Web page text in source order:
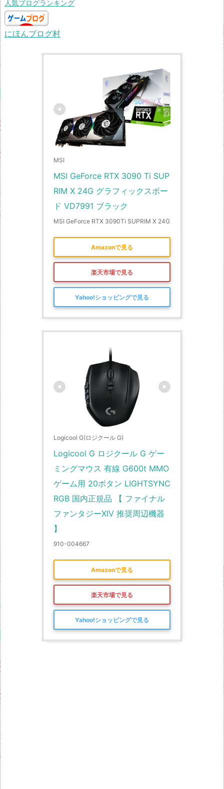
人気ブログランキング
にほんブログ村
MSI
MSI GeForce RTX 3090 Ti SUP
RIM X 24G グラフィックスボー
ド VD7991 ブラック
MSI GeForce RTX 3090Ti SUPRIM X 24G
Amazonで見る
楽天市場で見る
Yahoo!ショッピングで見る
Logicool G(ロジクール G)
Logicool G ロジクール G ゲー
ミングマウス 有線 G600t MMO
ゲーム用 20ボタン LIGHTSYNC
RGB 国内正規品 【 ファイナル
ファンタジーXIV 推奨周辺機器
】
910-004667
Amazonで見る
楽天市場で見る
Yahoo!ショッピングで見る